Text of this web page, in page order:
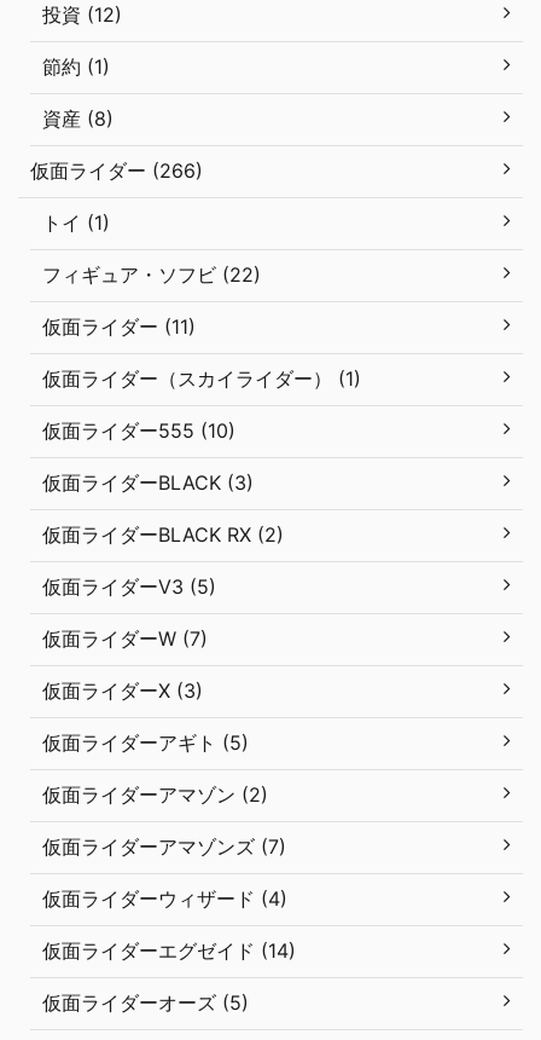
投資 (12)
節約 (1)
資産 (8)
仮面ライダー (266)
トイ (1)
フィギュア・ソフビ (22)
仮面ライダー (11)
仮面ライダー（スカイライダー） (1)
仮面ライダー555 (10)
仮面ライダーBLACK (3)
仮面ライダーBLACK RX (2)
仮面ライダーV3 (5)
仮面ライダーW (7)
仮面ライダーX (3)
仮面ライダーアギト (5)
仮面ライダーアマゾン (2)
仮面ライダーアマゾンズ (7)
仮面ライダーウィザード (4)
仮面ライダーエグゼイド (14)
仮面ライダーオーズ (5)